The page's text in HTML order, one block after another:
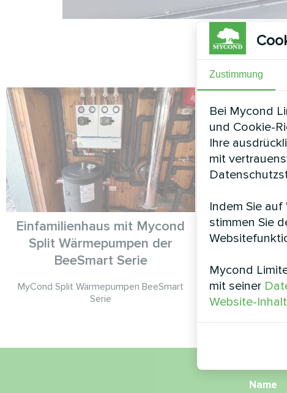
Einfamilienhaus mit Mycond
Split Wärmepumpen der
BeeSmart Serie
MyCond Split Wärmepumpen BeeSmart
Serie
Name
Zustimmung
Bei Mycond
und Cookie-
Ihre
mit
Indem Sie
stimmen Sie
Mycond
mit seiner
Website-